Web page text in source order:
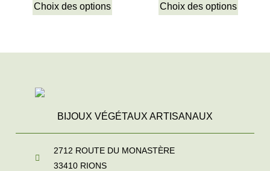
Choix des options Choix des options
BIJOUX VÉGÉTAUX ARTISANAUX
2712 ROUTE DU MONASTÈRE
33410 RIONS